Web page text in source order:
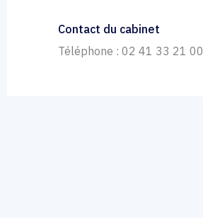
Contact du cabinet
Téléphone : 02 41 33 21 00